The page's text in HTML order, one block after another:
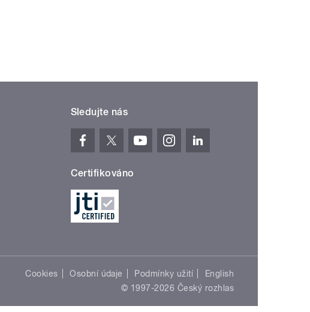
Sledujte nás
Certifikováno
Cookies Osobní údaje Podmínky užití
English
© 1997-2026 Český rozhlas